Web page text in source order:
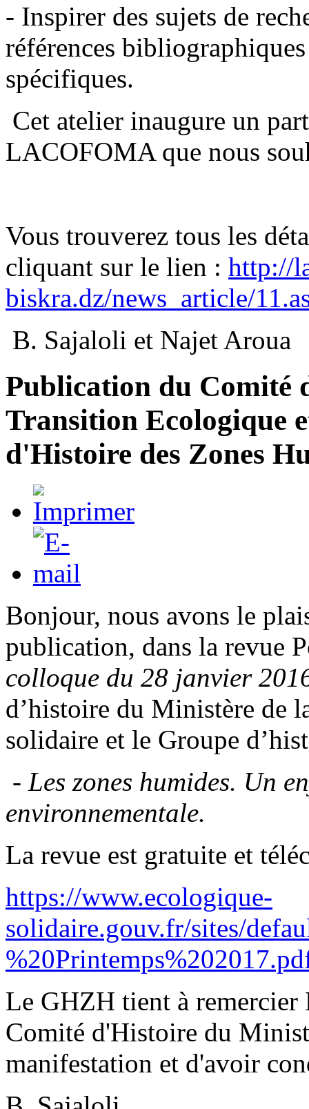
- Inspirer des sujets de
références
spécifiques.
Cet atelier inaugure un
LACOFOMA que nous
Vous trouverez tous les
cliquant sur le lien : http://
biskra.dz/news_article/
B. Sajaloli et Najet Aroua
Publication du Comité
Transition Ecologique
d'Histoire des Zones
Bonjour, nous avons le
publication, dans la revue
colloque du 28 janvier
d’histoire du Ministère de
solidaire et le Groupe
- Les zones humides. Un
environnementale.
La revue est gratuite et
https://www.ecologique-
solidaire.gouv.fr/sites/
Le GHZH tient à
Comité d'Histoire du
manifestation et d'avoir